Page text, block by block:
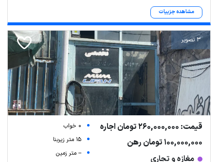
مشاهده جزییات
3 تصویر
قیمت: 260,000,000 تومان اجاره
100,000,000 تومان رهن
مغازه و تجاری
0 خواب
15 متر زیربنا
-- متر زمین